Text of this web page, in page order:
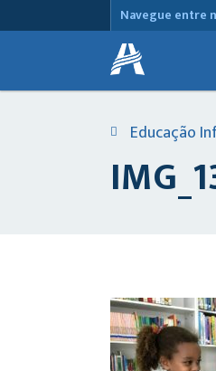
Navegue entre
Educação